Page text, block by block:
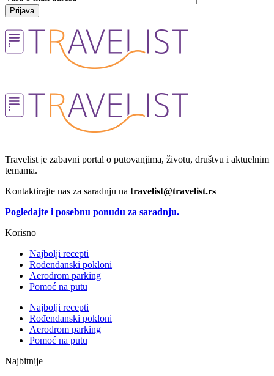
Prijava
Travelist je zabavni portal o putovanjima, životu, društvu i aktuelnim
temama.
Kontaktirajte nas za saradnju na travelist@travelist.rs
Pogledajte i posebnu ponudu za saradnju.
Korisno
Najbolji recepti
Rođendanski pokloni
Aerodrom parking
Pomoć na putu
Najbolji recepti
Rođendanski pokloni
Aerodrom parking
Pomoć na putu
Najbitnije